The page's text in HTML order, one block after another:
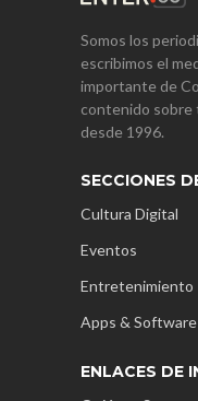
Somos los
escribimos el
importante de
contenido sobre
desde 1996.
SECCIONES
Cultura Digital
Eventos
Entretenimiento
Apps & Software
ENLACES DE